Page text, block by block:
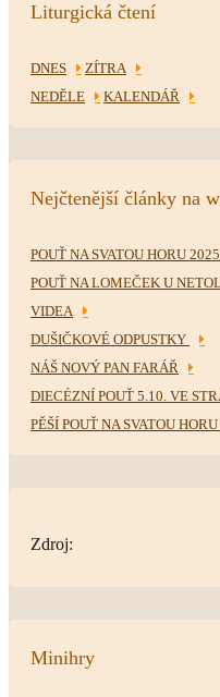
Liturgická čtení
DNES
ZÍTRA
NEDĚLE
KALENDÁŘ
Nejčtenější články na
POUŤ NA SVATOU HORU 2025
POUŤ NA LOMEČEK U
VIDEA
DUŠIČKOVÉ ODPUSTKY
NÁŠ NOVÝ PAN FARÁŘ
DIECÉZNÍ POUŤ 5.10. VE
PĚŠÍ POUŤ NA SVATOU
Zdroj:
Minihry